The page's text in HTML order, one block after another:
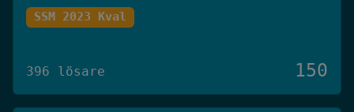
SSM 2023 Kval
396 lösare 150